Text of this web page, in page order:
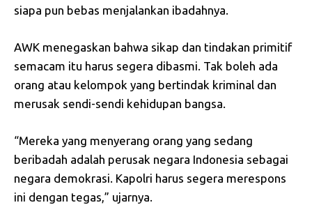
siapa pun bebas menjalankan ibadahnya.
AWK menegaskan bahwa sikap dan tindakan primitif
semacam itu harus segera dibasmi. Tak boleh ada
orang atau kelompok yang bertindak kriminal dan
merusak sendi-sendi kehidupan bangsa.
“Mereka yang menyerang orang yang sedang
beribadah adalah perusak negara Indonesia sebagai
negara demokrasi. Kapolri harus segera merespons
ini dengan tegas,” ujarnya.